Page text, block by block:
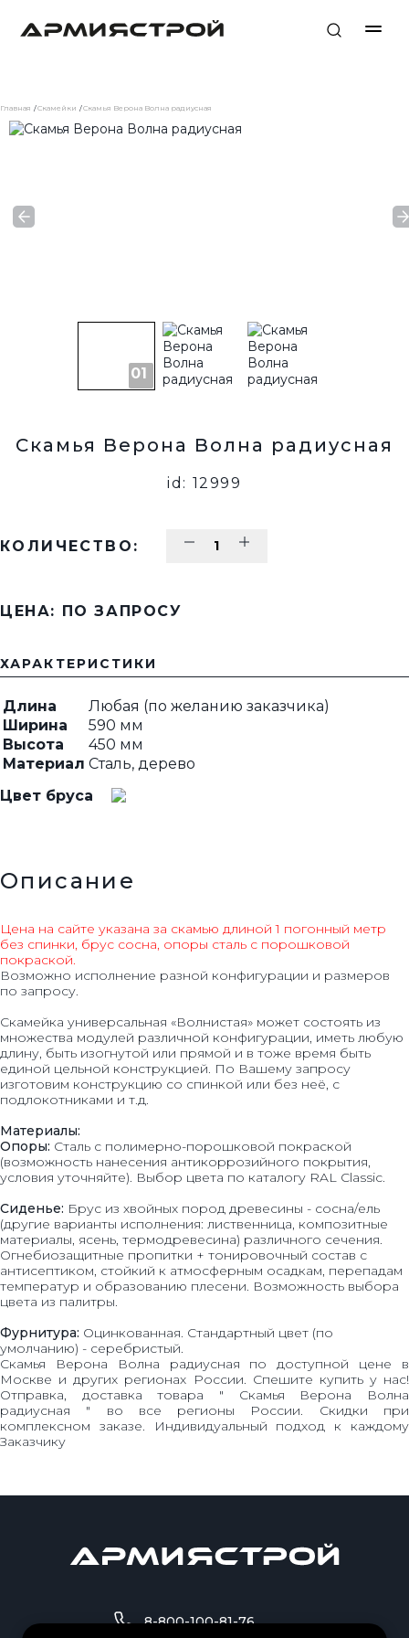
Главная Скамейки Скамья Верона Волна радиусная
Скамья Верона Волна радиусная
id: 12999
КОЛИЧЕСТВО:
ЦЕНА: ПО ЗАПРОСУ
ХАРАКТЕРИСТИКИ
Длина
Любая (по желанию заказчика)
Ширина
590 мм
Высота
450 мм
Материал Сталь, дерево
Цвет бруса
Описание
Цена на сайте указана за скамью длиной 1 погонный метр
без спинки, брус сосна, опоры сталь с порошковой
покраской.
Возможно исполнение разной конфигурации и размеров
по запросу.
Скамейка универсальная «Волнистая» может состоять из
множества модулей различной конфигурации, иметь любую
длину, быть изогнутой или прямой и в тоже время быть
единой цельной конструкцией. По Вашему запросу
изготовим конструкцию со спинкой или без неё, с
подлокотниками и т.д.
Материалы:
Опоры: Сталь с полимерно-порошковой покраской
(возможность нанесения антикоррозийного покрытия,
условия уточняйте). Выбор цвета по каталогу RAL Classic.
Сиденье: Брус из хвойных пород древесины - сосна/ель
(другие варианты исполнения: лиственница, композитные
материалы, ясень, термодревесина) различного сечения.
Огнебиозащитные пропитки + тонировочный состав с
антисептиком, стойкий к атмосферным осадкам, перепадам
температур и образованию плесени. Возможность выбора
цвета из палитры.
Фурнитура: Оцинкованная. Стандартный цвет (по
умолчанию) - серебристый.
Скамья Верона Волна радиусная по доступной цене в
Москве и других регионах России. Спешите купить у нас!
Отправка, доставка товара " Скамья Верона Волна
радиусная " во все регионы России. Скидки при
комплексном заказе. Индивидуальный подход к каждому
Заказчику
8-800-100-81-76